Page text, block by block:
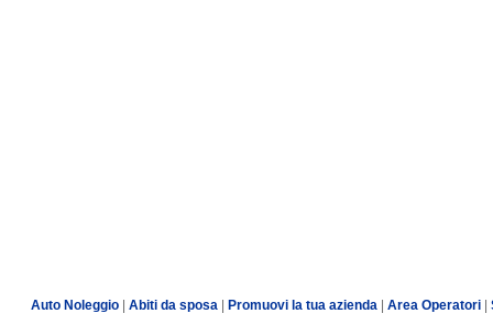
Auto Noleggio Abiti da sposa Promuovi la tua azienda Area Operatori